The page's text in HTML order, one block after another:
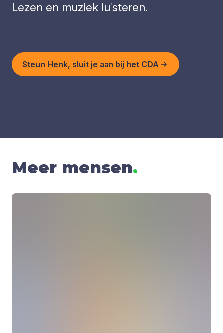
Lezen en muziek luisteren.
Steun Henk, sluit je aan bij het CDA
Meer mensen.